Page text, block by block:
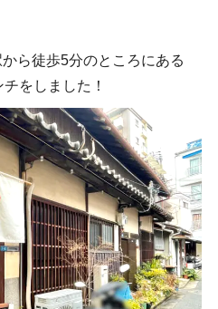
ら徒歩5分のところにある
をしました！